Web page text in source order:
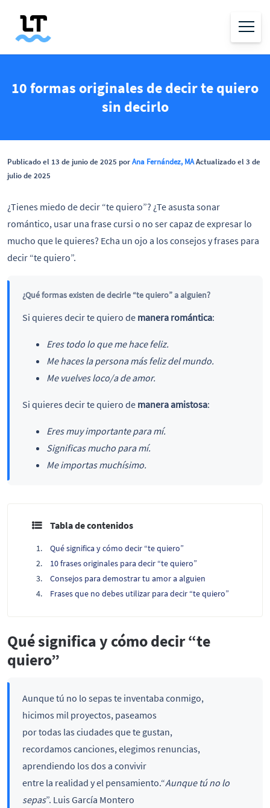
10 formas originales de decir te quiero
sin decirlo
Publicado el 13 de junio de 2025 porAna Fernández, MAActualizado el 3 de
julio de 2025
¿Tienes miedo de decir “te quiero”? ¿Te asusta sonar
romántico, usar una frase cursi o no ser capaz de expresar lo
mucho que le quieres? Echa un ojo a los consejos y frases para
decir “te quiero”.
¿Qué formas existen de decirle “te quiero” a alguien?
Si quieres decir te quiero de manera romántica:
Eres todo lo que me hace feliz.
Me haces la persona más feliz del mundo.
Me vuelves loco/a de amor.
Si quieres decir te quiero de manera amistosa:
Eres muy importante para mí.
Significas mucho para mí.
Me importas muchísimo.
Tabla de contenidos
Qué significa y cómo decir “te quiero”
10 frases originales para decir “te quiero”
Consejos para demostrar tu amor a alguien
Frases que no debes utilizar para decir “te quiero”
Qué significa y cómo decir “te
quiero”
Aunque tú no lo sepas te inventaba conmigo,
hicimos mil proyectos, paseamos
por todas las ciudades que te gustan,
recordamos canciones, elegimos renuncias,
aprendiendo los dos a convivir
entre la realidad y el pensamiento.“Aunque tú no lo
sepas”. Luis García Montero